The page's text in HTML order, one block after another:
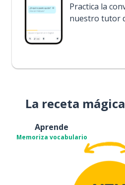
Practica la
nuestro tutor
La receta
Aprende
Memoriza vocabulario